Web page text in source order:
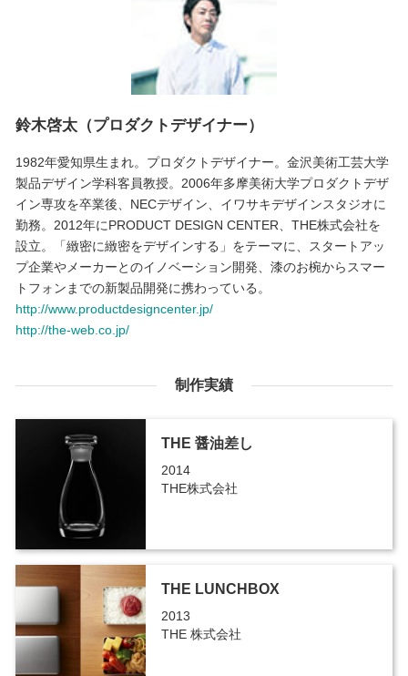
鈴木啓太（プロダクトデザイナー）
1982年愛知県生まれ。プロダクトデザイナー。金沢美術工芸大学
製品デザイン学科客員教授。2006年多摩美術大学プロダクトデザ
イン専攻を卒業後、NECデザイン、イワサキデザインスタジオに
勤務。2012年にPRODUCT DESIGN CENTER、THE株式会社を
設立。「緻密に緻密をデザインする」をテーマに、スタートアッ
プ企業やメーカーとのイノベーション開発、漆のお椀からスマー
トフォンまでの新製品開発に携わっている。
http://www.productdesigncenter.jp/
http://the-web.co.jp/
制作実績
THE 醤油差し
2014
THE株式会社
THE LUNCHBOX
2013
THE 株式会社